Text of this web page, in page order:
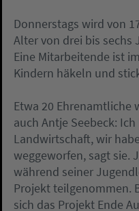
Donnerstags wird von
Alter von drei bis sechs
Eine Mitarbeitende ist
Kindern häkeln und
Etwa 20 Ehrenamtliche
auch Antje Seebeck:
Landwirtschaft, wir
weggeworfen, sagt sie.
während seiner
Projekt teilgenommen.
sich das Projekt Ende